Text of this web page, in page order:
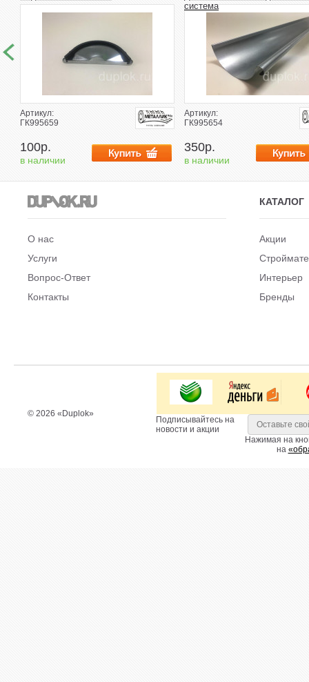
Артикул:
ГК995659
100р.
в наличии
система
Артикул:
ГК995654
350р.
в наличии
КАТАЛОГ
О нас
Услуги
Вопрос-Ответ
Контакты
Акции
Интерьер
Бренды
© 2026 «Duplok»
Подписывайтесь на
новости и акции
Нажимая на
на